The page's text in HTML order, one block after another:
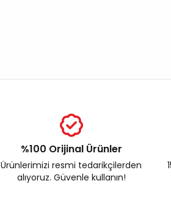
%100 Orijinal Ürünler
Ürünlerimizi resmi tedarikçilerden
alıyoruz. Güvenle kullanın!